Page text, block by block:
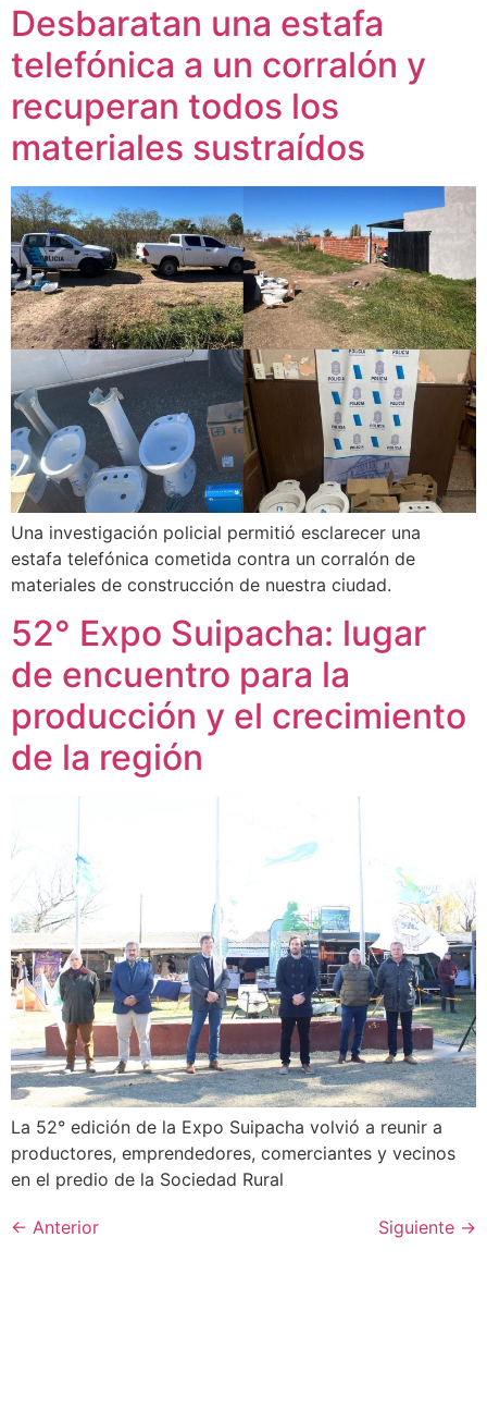
Desbaratan una estafa
telefónica a un corralón y
recuperan todos los
materiales sustraídos
Una investigación policial permitió esclarecer una
estafa telefónica cometida contra un corralón de
materiales de construcción de nuestra ciudad.
52° Expo Suipacha: lugar
de encuentro para la
producción y el crecimiento
de la región
La 52° edición de la Expo Suipacha volvió a reunir a
productores, emprendedores, comerciantes y vecinos
en el predio de la Sociedad Rural
← Anterior Siguiente →